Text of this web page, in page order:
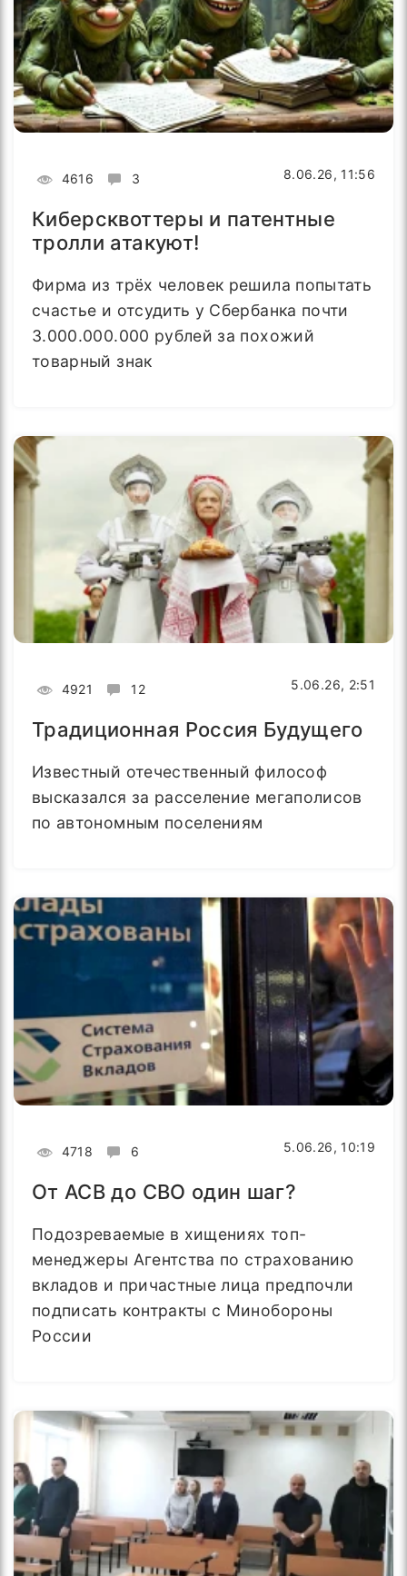
4616 3 8.06.26, 11:56
Киберсквоттеры и патентные
тролли атакуют!
Фирма из трёх человек решила попытать
счастье и отсудить у Сбербанка почти
3.000.000.000 рублей за похожий
товарный знак
4921 12 5.06.26, 2:51
Традиционная Россия Будущего
Известный отечественный философ
высказался за расселение мегаполисов
по автономным поселениям
4718 6 5.06.26, 10:19
От АСВ до СВО один шаг?
Подозреваемые в хищениях топ-
менеджеры Агентства по страхованию
вкладов и причастные лица предпочли
подписать контракты с Минобороны
России